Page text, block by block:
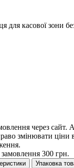
для касової зони
через сайт.
змінювати ціни
300 грн.
Упаковка